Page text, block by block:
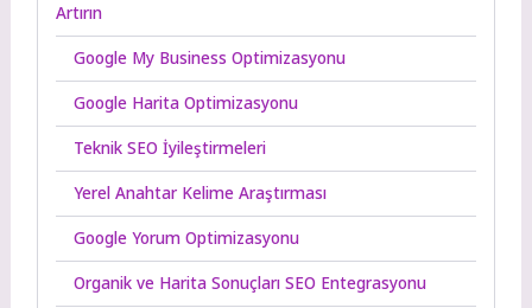
Artırın
Google My Business Optimizasyonu
Google Harita Optimizasyonu
Teknik SEO İyileştirmeleri
Yerel Anahtar Kelime Araştırması
Google Yorum Optimizasyonu
Organik ve Harita Sonuçları SEO Entegrasyonu